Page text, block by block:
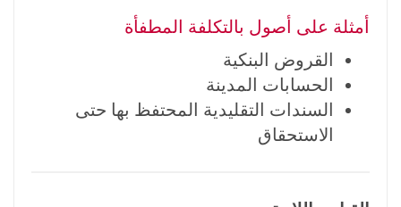
أمثلة على أصول بالتكلفة المطفأة
القروض البنكية
الحسابات المدينة
السندات التقليدية المحتفظ بها حتى
الاستحقاق